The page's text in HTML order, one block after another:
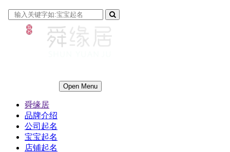
Open Menu
舜缘居
品牌介绍
公司起名
宝宝起名
店铺起名